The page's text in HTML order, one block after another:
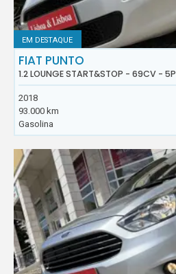
EM DESTAQUE
FIAT PUNTO
1.2 LOUNGE START&STOP - 69CV - 5P
2018
93.000 km
Gasolina